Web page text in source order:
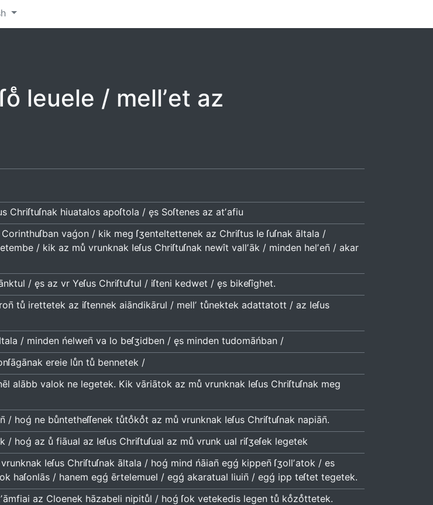
leuele / mellʼet az
Chriſtuſnak hiuatalos apoſtola / ęs Soſtenes az atʼafiu
vaǵon / kik meg ſʒenteltettenek az Chriſtus Ie ſuſnak āltala /
/ kik az muͤ vrunknak Ieſus Chriſtuſnak newît vallʼāk / minden helʼen̄ / akar
/ ęs az vr Yeſus Chriſtuſtul / iſteni kedwet / ęs bikeſîghet.
tuͤ irettetek az iſtennek aiāndikārul / mellʼ tuͤnektek adattatott / az Ieſus
/ minden ńelwen̄ va lo beſʒidben / ęs minden tudomāńban /
ereie luͤn tuͤ bennetek /
alābb valok ne legetek. Kik vāriātok az muͤ vrunknak Ieſus Chriſtuſnak meg
hoǵ ne buͤntetheſſenek tuͤtoͤkoͤt az muͤ vrunknak Ieſus Chriſtuſnak napiān̄.
hoǵ az uͤ fiāual az Ieſus Chriſtuſual az muͤ vrunk ual riſʒeſek legetek
Ieſus Chriſtuſnak āltala / hoǵ mind ńāian̄ egǵ kippen̄ ſʒollʼatok / es
haſonlās / hanem egǵ ērtelemuel / egǵ akaratual liuin̄ / egǵ ipp teſtet tegetek.
az Cloenek hāzabeli nipituͤl / hoǵ ſok vetekedis legen tuͤ koͤzoͤttetek.